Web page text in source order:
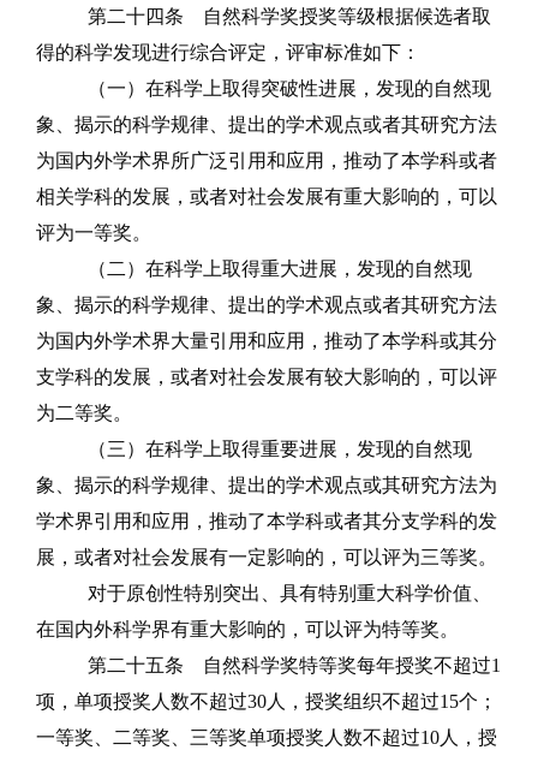
第二十四条
自然科学奖授奖等级根据候选者取
得的科学发现进行综合评定，评审标准如下：
（一）在科学上取得突破性进展，发现的自然现
象、揭示的科学规律、提出的学术观点或者其研究方法
为国内外学术界所广泛引用和应用，推动了本学科或者
相关学科的发展，或者对社会发展有重大影响的，可以
评为一等奖。
（二）在科学上取得重大进展，发现的自然现
象、揭示的科学规律、提出的学术观点或者其研究方法
为国内外学术界大量引用和应用，推动了本学科或其分
支学科的发展，或者对社会发展有较大影响的，可以评
为二等奖。
（三）在科学上取得重要进展，发现的自然现
象、揭示的科学规律、提出的学术观点或其研究方法为
学术界引用和应用，推动了本学科或者其分支学科的发
展，或者对社会发展有一定影响的，可以评为三等奖。
对于原创性特别突出、具有特别重大科学价值、
在国内外科学界有重大影响的，可以评为特等奖。
第二十五条
自然科学奖特等奖每年授奖不超过1
项，单项授奖人数不超过30人，授奖组织不超过15个；
一等奖、二等奖、三等奖单项授奖人数不超过10人，授